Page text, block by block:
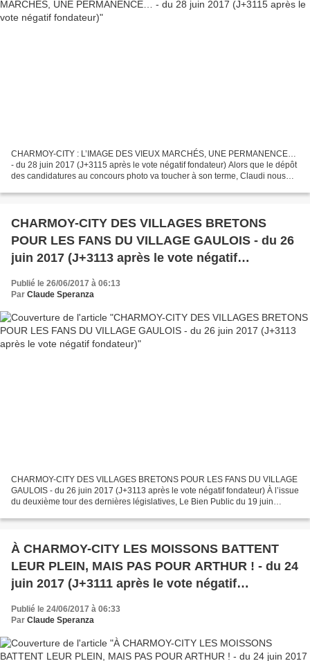
CHARMOY-CITY : L’IMAGE DES VIEUX MARCHÉS, UNE PERMANENCE…
- du 28 juin 2017 (J+3115 après le vote négatif fondateur) Alors que le dépôt
des candidatures au concours photo va toucher à son terme, Claudi nous
CHARMOY-CITY DES VILLAGES BRETONS
POUR LES FANS DU VILLAGE GAULOIS - du 26
juin 2017 (J+3113 après le vote négatif
Publié le 26/06/2017 à 06:13
Par Claude Speranza
CHARMOY-CITY DES VILLAGES BRETONS POUR LES FANS DU VILLAGE
GAULOIS - du 26 juin 2017 (J+3113 après le vote négatif fondateur) À l’issue
du deuxième tour des dernières législatives, Le Bien Public du 19 juin
À CHARMOY-CITY LES MOISSONS BATTENT
LEUR PLEIN, MAIS PAS POUR ARTHUR ! - du 24
juin 2017 (J+3111 après le vote négatif
fondateur)
Publié le 24/06/2017 à 06:33
Par Claude Speranza